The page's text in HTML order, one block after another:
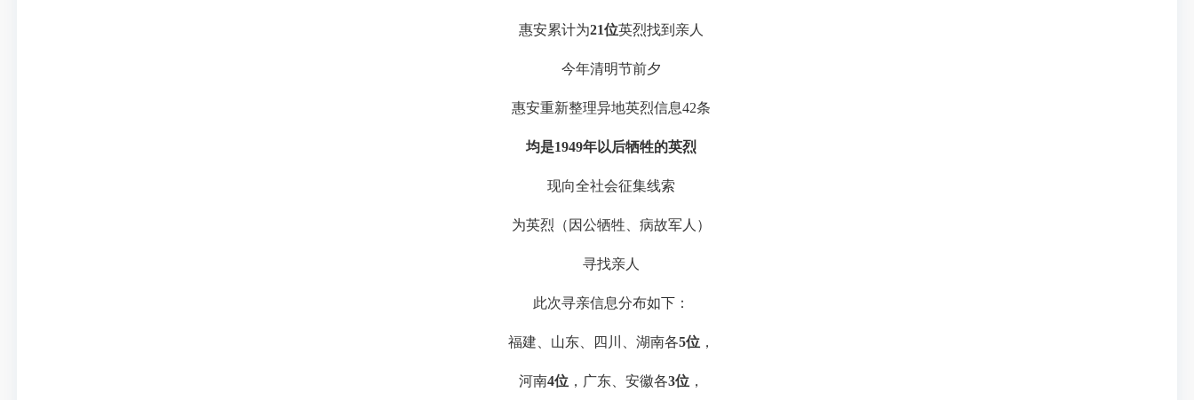
惠安累计为21位英烈找到亲人
今年清明节前夕
惠安重新整理异地英烈信息42条
均是1949年以后牺牲的英烈
现向全社会征集线索
为英烈（因公牺牲、病故军人）
寻找亲人
此次寻亲信息分布如下：
福建、山东、四川、湖南各5位 ，
河南4位 ，广东、安徽各3位 ，